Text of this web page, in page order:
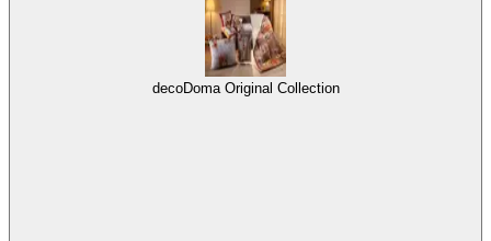
decoDoma Original Collection